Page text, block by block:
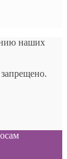
наших